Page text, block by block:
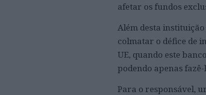
afetar os fundos
Além desta
colmatar o défice de
UE, quando este
podendo apenas
Para o responsável,